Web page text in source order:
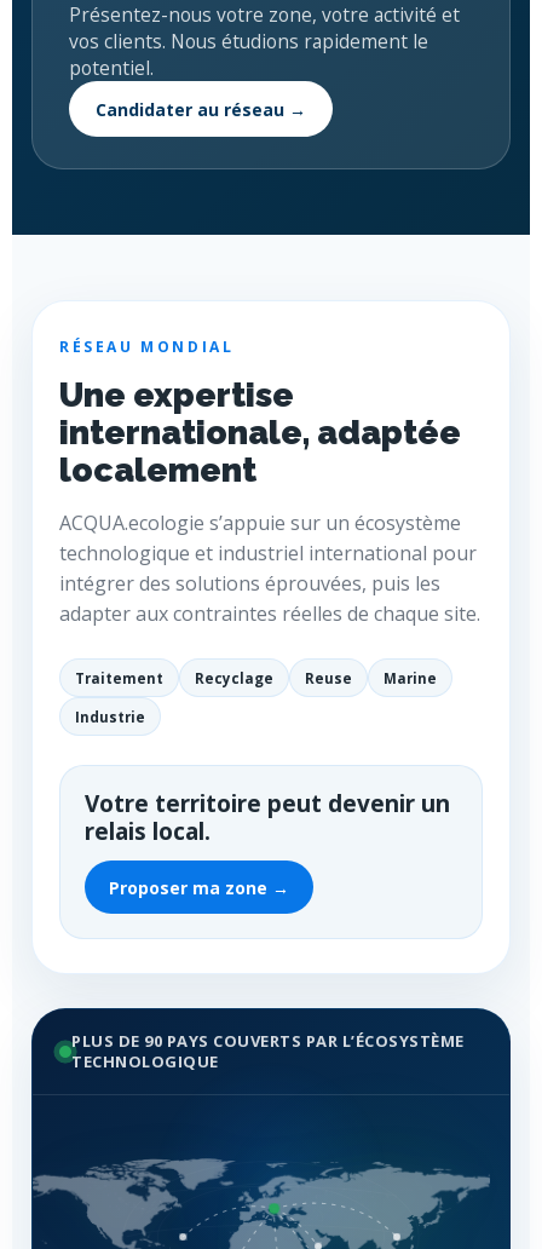
Présentez-nous votre zone, votre activité et
vos clients. Nous étudions rapidement le
potentiel.
Candidater au réseau →
RÉSEAU MONDIAL
Une expertise
internationale, adaptée
localement
ACQUA.ecologie s’appuie sur un écosystème
technologique et industriel international pour
intégrer des solutions éprouvées, puis les
adapter aux contraintes réelles de chaque site.
Traitement Recyclage Reuse Marine
Industrie
Votre territoire peut devenir un
relais local.
Proposer ma zone →
PLUS DE 90 PAYS COUVERTS PAR L’ÉCOSYSTÈME
TECHNOLOGIQUE